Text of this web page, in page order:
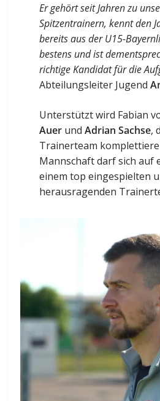
Er gehört seit Jahren zu
Spitzentrainern, kennt den
bereits aus der U15-
bestens und ist
richtige Kandidat für die
Abteilungsleiter Jugend
Unterstützt wird Fabian
Auerund Adrian Sachse,
Trainerteam
Mannschaft darf sich auf
einem top eingespielten
herausragenden